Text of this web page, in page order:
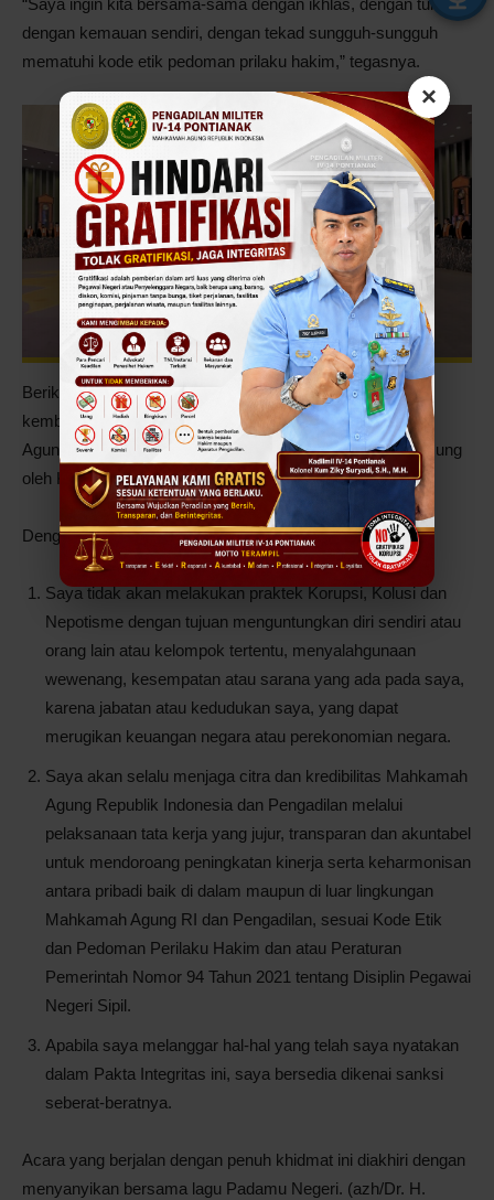
×
“Saya ingin kita bersama-sama dengan ikhlas, dengan tulus,
dengan kemauan sendiri, dengan tekad sungguh-sungguh
mematuhi kode etik pedoman prilaku hakim,” tegasnya.
Berikut adalah naskah Pakta Integritas yang dibacakan
kembali oleh seluruh Pimpinan Mahkamah Agung, Hakim
Agung, dan Hakim Ad Hoc. Pembacaan ini dipimpin langsung
oleh Ketua Mahkamah Agung
Dengan ini menyatakan dengan sesungguhnya bahwa:
Saya tidak akan melakukan praktek Korupsi, Kolusi dan
Nepotisme dengan tujuan menguntungkan diri sendiri atau
orang lain atau kelompok tertentu, menyalahgunaan
wewenang, kesempatan atau sarana yang ada pada saya,
karena jabatan atau kedudukan saya, yang dapat
merugikan keuangan negara atau perekonomian negara.
Saya akan selalu menjaga citra dan kredibilitas Mahkamah
Agung Republik Indonesia dan Pengadilan melalui
pelaksanaan tata kerja yang jujur, transparan dan akuntabel
untuk mendoroang peningkatan kinerja serta keharmonisan
antara pribadi baik di dalam maupun di luar lingkungan
Mahkamah Agung RI dan Pengadilan, sesuai Kode Etik
dan Pedoman Perilaku Hakim dan atau Peraturan
Pemerintah Nomor 94 Tahun 2021 tentang Disiplin Pegawai
Negeri Sipil.
Apabila saya melanggar hal-hal yang telah saya nyatakan
dalam Pakta Integritas ini, saya bersedia dikenai sanksi
seberat-beratnya.
Acara yang berjalan dengan penuh khidmat ini diakhiri dengan
menyanyikan bersama lagu Padamu Negeri. (azh/Dr. H.